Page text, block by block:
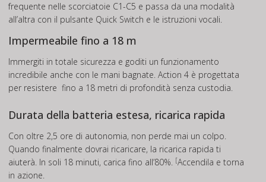
frequente nelle scorciatoie C1-C5 e passa da una modalità
all’altra con il pulsante Quick Switch e le istruzioni vocali.
Impermeabile fino a 18 m
Immergiti in totale sicurezza e goditi un funzionamento
incredibile anche con le mani bagnate. Action 4 è progettata
per resistere fino a 18 metri di profondità senza custodia.
Durata della batteria estesa, ricarica rapida
Con oltre 2,5 ore di autonomia, non perde mai un colpo.
Quando finalmente dovrai ricaricare, la ricarica rapida ti
aiuterà. In soli 18 minuti, carica fino all’80%. [Accendila e torna
in azione.